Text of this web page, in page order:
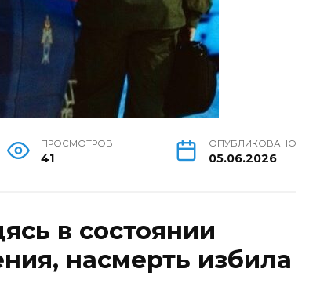
ПРОСМОТРОВ
41
ОПУБЛИКОВАНО
05.06.2026
в состоянии
насмерть избила